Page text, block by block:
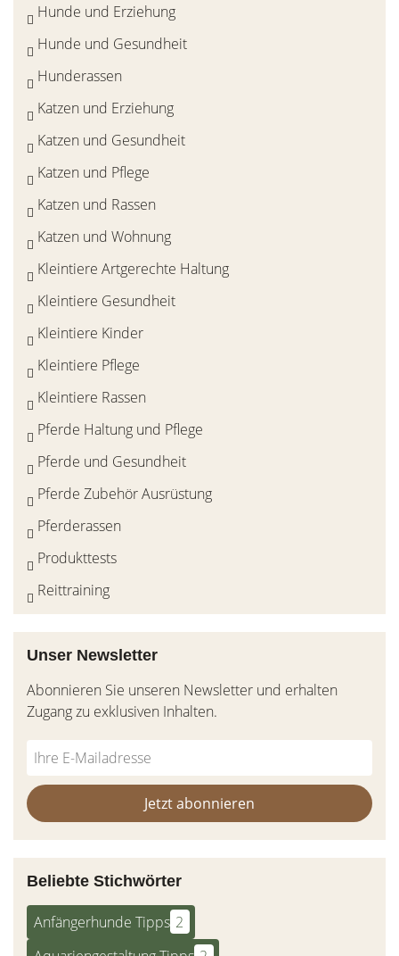
Hunde und Erziehung
Hunde und Gesundheit
Hunderassen
Katzen und Erziehung
Katzen und Gesundheit
Katzen und Pflege
Katzen und Rassen
Katzen und Wohnung
Kleintiere Artgerechte Haltung
Kleintiere Gesundheit
Kleintiere Kinder
Kleintiere Pflege
Kleintiere Rassen
Pferde Haltung und Pflege
Pferde und Gesundheit
Pferde Zubehör Ausrüstung
Pferderassen
Produkttests
Reittraining
Unser Newsletter
Abonnieren Sie unseren Newsletter und erhalten
Zugang zu exklusiven Inhalten.
Do
not
fill
this
field
*Ihre
E-
Mailadresse:
Jetzt abonnieren
Beliebte Stichwörter
Anfängerhunde Tipps 2